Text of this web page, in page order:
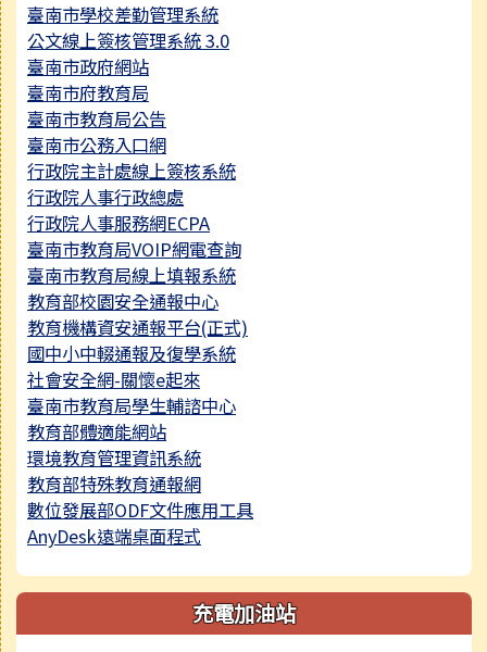
臺南市學校差勤管理系統
公文線上簽核管理系統 3.0
臺南市政府網站
臺南市府教育局
臺南市教育局公告
臺南市公務入口網
行政院主計處線上簽核系統
行政院人事行政總處
行政院人事服務網ECPA
臺南市教育局VOIP網電查詢
臺南市教育局線上填報系統
教育部校園安全通報中心
教育機構資安通報平台(正式)
國中小中輟通報及復學系統
社會安全網-關懷e起來
臺南市教育局學生輔諮中心
教育部體適能網站
環境教育管理資訊系統
教育部特殊教育通報網
數位發展部ODF文件應用工具
AnyDesk遠端桌面程式
充電加油站